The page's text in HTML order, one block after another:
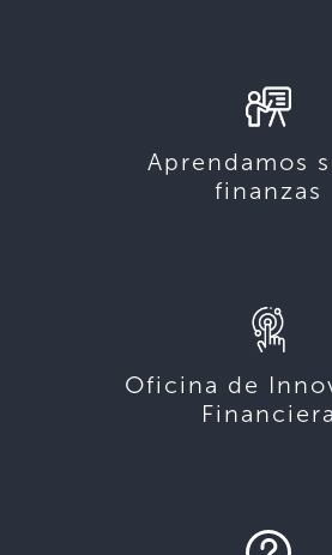
Aprendamos
finanzas
Oficina de
Financiera